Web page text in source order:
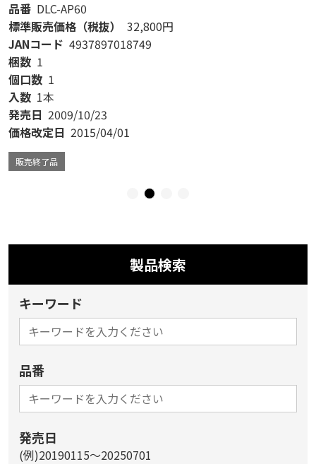
品番 DLC-AP60
標準販売価格（税抜）
32,800円
JANコード 4937897018749
梱数 1
個口数 1
入数 1本
発売日 2009/10/23
価格改定日 2015/04/01
販売終了品
製品検索
キーワード
品番
発売日
(例)20190115～20250701